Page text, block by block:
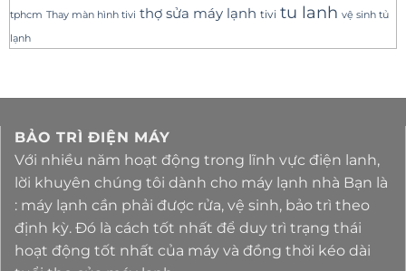
tphcm Thay màn hình tivi thợ sửa máy lạnh tivi tu lanh vệ sinh tủ
lạnh
BẢO TRÌ ĐIỆN MÁY
Với nhiều năm hoạt động trong lĩnh vực điện lanh,
lời khuyên chúng tôi dành cho máy lạnh nhà Bạn là
: máy lạnh cần phải được rửa, vệ sinh, bảo trì theo
định kỳ. Đó là cách tốt nhất để duy trì trạng thái
hoạt động tốt nhất của máy và đồng thời kéo dài